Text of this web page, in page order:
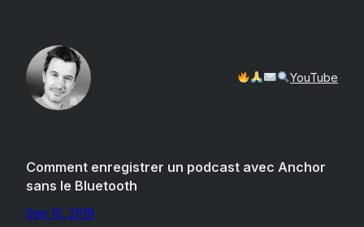
contenu
YouTube
Comment enregistrer un podcast avec Anchor
sans le Bluetooth
Sep 15, 2019